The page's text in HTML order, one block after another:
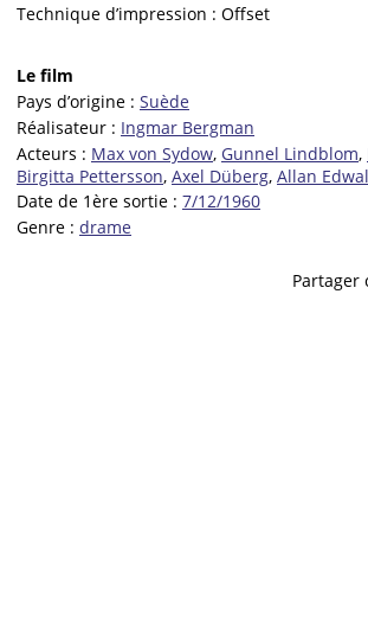
Technique d’impression : Offset
Le film
Pays d’origine : Suède
Réalisateur : Ingmar Bergman
Acteurs : Max von Sydow, Gunnel Lindblom,
Birgitta Pettersson, Axel Düberg, Allan
Date de 1ère sortie : 7/12/1960
Genre : drame
Partager